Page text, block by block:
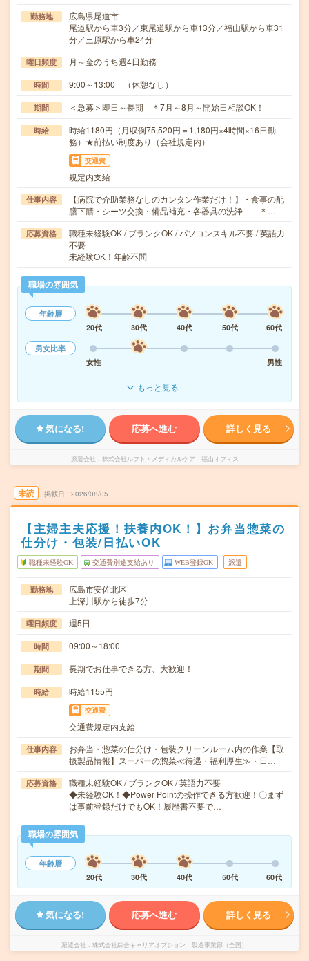
勤務地
広島県尾道市
尾道駅から車3分／東尾道駅から車13分／福山駅から車31
分／三原駅から車24分
曜日頻度 月～金のうち週4日勤務
時間 9:00～13:00 （休憩なし）
期間 ＜急募＞即日～長期 ＊7月～8月～開始日相談OK！
時給
時給1180円（月収例75,520円＝1,180円×4時間×16日勤
務）★前払い制度あり（会社規定内）
交通費
規定内支給
仕事内容
【病院で介助業務なしのカンタン作業だけ！】・食事の配
膳下膳・シーツ交換・備品補充・各器具の洗浄 ＊…
応募資格
職種未経験OK / ブランクOK / パソコンスキル不要 / 英語力
不要
未経験OK！年齢不問
職場の雰囲気
年齢層
20代
30代 40代 50代
60代
男女比率
女性
男性
もっと見る
気になる! 応募へ進む 詳しく見る
派遣会社 株式会社ルフト・メディカルケア 福山オフィス
未読 掲載日 2026/08/05
【主婦主夫応援！扶養内OK！】お弁当惣菜の
仕分け・包装/日払いOK
職種未経験OK 交通費別途支給あり WEB登録OK 派遣
勤務地
広島市安佐北区
上深川駅から徒歩7分
曜日頻度 週5日
時間 09:00～18:00
期間 長期でお仕事できる方、大歓迎！
時給 時給1155円
交通費
交通費規定内支給
仕事内容
お弁当・惣菜の仕分け・包装クリーンルーム内の作業【取
扱製品情報】スーパーの惣菜≪待遇・福利厚生≫・日…
応募資格
職種未経験OK / ブランクOK / 英語力不要
◆未経験OK！◆Power Pointの操作できる方歓迎！〇まず
は事前登録だけでもOK！履歴書不要で…
職場の雰囲気
年齢層
20代
30代 40代 50代 60代
気になる! 応募へ進む 詳しく見る
派遣会社 株式会社綜合キャリアオプション 製造事業部（全国）